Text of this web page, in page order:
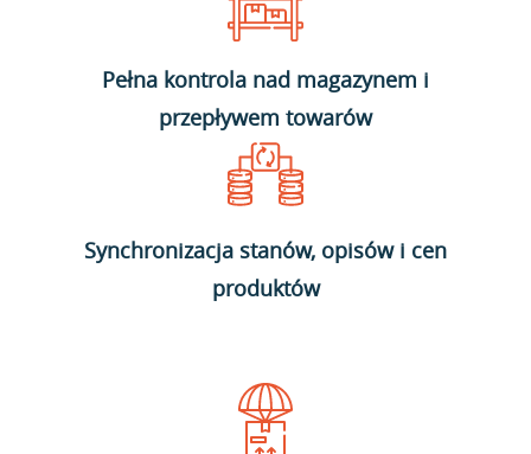
Pełna kontrola nad magazynem i
przepływem towarów
Synchronizacja stanów, opisów i cen
produktów